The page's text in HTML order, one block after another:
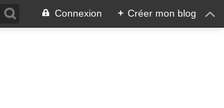
Connexion + Créer mon blog